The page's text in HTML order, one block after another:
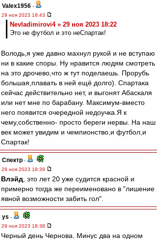
Valex1956 -
29 ноя 2023 18:43
Nevladimirovi4 » 29 ноя 2023 18:22
Это не футбол и это неСпартак!
Володь,я уже давно махнул рукой и не вступаю
ни в какие споры. Ну нравится людям смотреть
на это дрочево,что ж тут поделаешь. Прорубь
большая,плавать в ней ещё долго). Спартака
сейчас действительно нет, и выгонят Абаскаля
или нет мне по барабану. Максимум-вместо
него появится очередной недоучка.Я к
чему,собственно- просто береги нервы. На наш
век может увидим и чемпионство,и футбол,и
Спартак!
Спектр -
29 ноя 2023 18:39
Влэйд , это лет 20 уже судится красной и
примерно тогда же переименовано в "лишение
явной возможности забить гол".
ys -
29 ноя 2023 18:38
Черный день Чернова. Минус два на одном